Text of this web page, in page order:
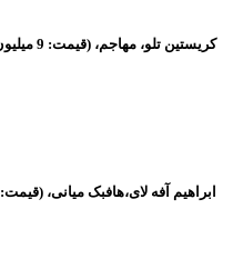
کریستین تلو، مهاجم، (قیمت: 9 میلیون یورو)
ابراهیم آفه لای،‌هافبک میانی، (قیمت: 5 میلیون یورو)